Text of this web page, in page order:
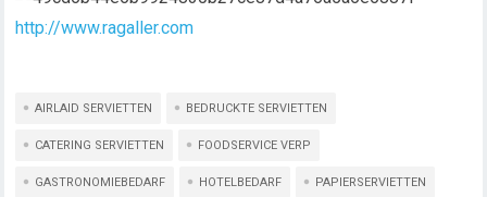
http://www.ragaller.com
AIRLAID SERVIETTEN BEDRUCKTE SERVIETTEN
CATERING SERVIETTEN FOODSERVICE VERP
GASTRONOMIEBEDARF HOTELBEDARF PAPIERSERVIETTEN